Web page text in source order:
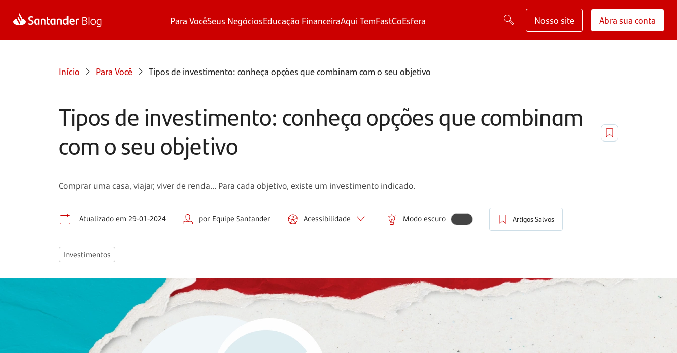
Para VocêSeus NegóciosEducação FinanceiraAqui TemFastCoEsfera Nosso site Abra sua conta
Início Para Você Tipos de investimento: conheça opções que combinam com o seu objetivo
Tipos de investimento: conheça opções que combinam
com o seu objetivo
Comprar uma casa, viajar, viver de renda... Para cada objetivo, existe um investimento indicado.
Atualizado em 29-01-2024 por Equipe Santander Acessibilidade Modo escuro Artigos Salvos
Investimentos